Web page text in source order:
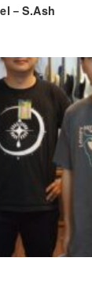
－S.Ash